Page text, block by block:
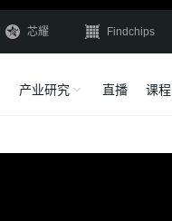
芯耀 Findchips
产业研究 直播 课程